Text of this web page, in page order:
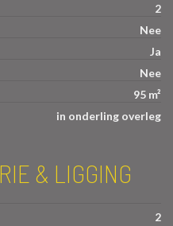
2
Nee
Ja
Nee
95 m²
in onderling overleg
& LIGGING
2